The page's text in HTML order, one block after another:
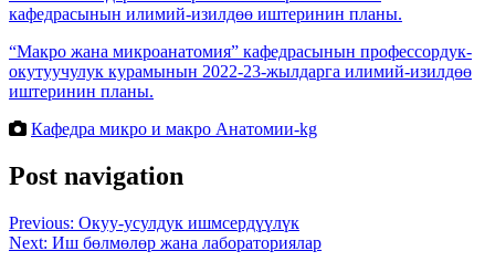
кафедрасынын илимий-изилдөө иштеринин планы.
“Макро жана микроанатомия” кафедрасынын профессордук-
окутуучулук курамынын 2022-23-жылдарга илимий-изилдөө
иштеринин планы.
Кафедра микро и макро Анатомии-kg
Post navigation
Previous: Окуу-усулдук ишмсердүүлүк
Next: Иш бөлмөлөр жана лабораториялар